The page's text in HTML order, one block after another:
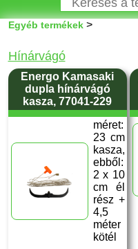
Egyéb termékek>
Hínárvágó
Energo Kamasaki
dupla hínárvágó
kasza, 77041-229
méret:
23 cm
kasza,
ebből:
2 x 10
cm él
rész +
4,5
méter
kötél